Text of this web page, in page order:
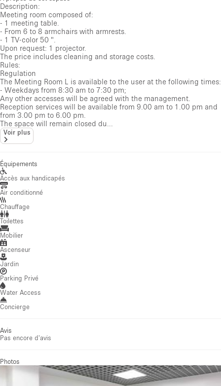
Description:
Meeting room composed of:
- 1 meeting table.
- From 6 to 8 armchairs with armrests.
- 1 TV-color 50 ".
Upon request: 1 projector.
The price includes cleaning and storage costs.
Rules:
Regulation
The Meeting Room L is available to the user at the following times:
- Weekdays from 8:30 am to 7:30 pm;
Any other accesses will be agreed with the management.
Reception services will be available from 9.00 am to 1.00 pm and
from 3.00 pm to 6.00 pm.
The space will remain closed du...
Voir plus
Équipements
Accès aux handicapés
Air conditionné
Chauffage
Toilettes
Mobilier
Ascenseur
Jardin
Parking Privé
Water Access
Concierge
Avis
Pas encore d'avis
Photos